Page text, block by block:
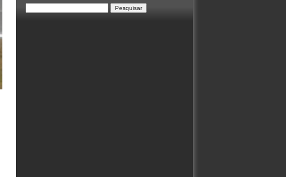
por: